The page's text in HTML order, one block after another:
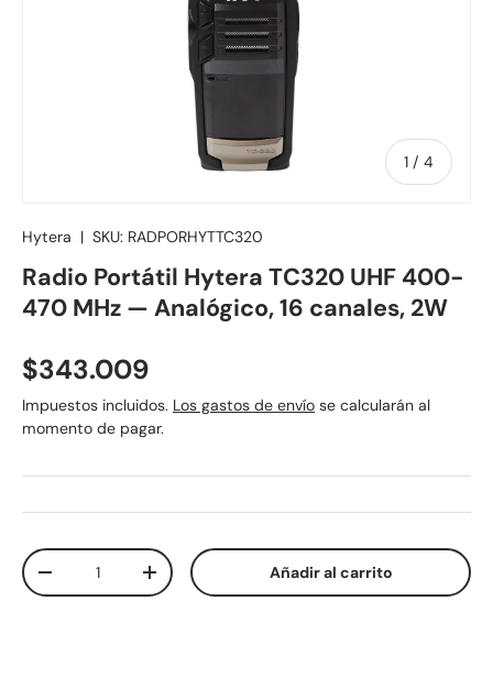
1 / de
4
Hytera | SKU: RADPORHYTTC320
Radio Portátil Hytera TC320 UHF 400-
470 MHz — Analógico, 16 canales, 2W
Precio normal
$343.009
Impuestos incluidos. Los gastos de envío se calcularán al
momento de pagar.
Cant.
Disminuir cantidadAumentar la cantidadAñadir al carrito